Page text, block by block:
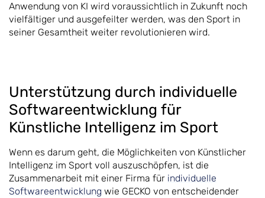
Anwendung von KI wird voraussichtlich in Zukunft noch
vielfältiger und ausgefeilter werden, was den Sport in
seiner Gesamtheit weiter revolutionieren wird.
Unterstützung durch individuelle
Softwareentwicklung für
Künstliche Intelligenz im Sport
Wenn es darum geht, die Möglichkeiten von Künstlicher
Intelligenz im Sport voll auszuschöpfen, ist die
Zusammenarbeit mit einer Firma für individuelle
Softwareentwicklung wie GECKO von entscheidender